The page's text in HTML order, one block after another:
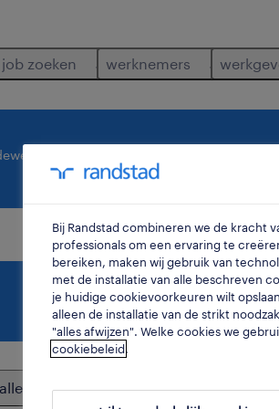
zoeken werknemers
alle filters 2
Bij Randstad combineren we de kracht
professionals om een ervaring te
bereiken, maken wij gebruik van
met de installatie van alle beschreven
je huidige cookievoorkeuren wilt
alleen de installatie van de strikt
"alles afwijzen". Welke cookies we
cookiebeleid.